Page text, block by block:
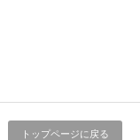
トップページに戻る